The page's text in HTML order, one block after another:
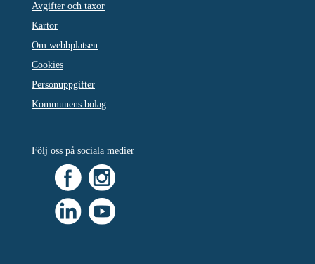
Avgifter och taxor
Kartor
Om webbplatsen
Cookies
Personuppgifter
Kommunens bolag
Följ oss på sociala medier